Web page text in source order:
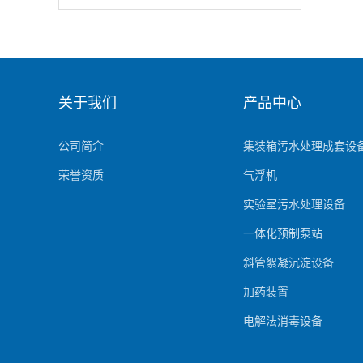
关于我们
公司简介
荣誉资质
产品中心
集装箱污水处理成套设
气浮机
实验室污水处理设备
一体化预制泵站
斜管絮凝沉淀设备
加药装置
电解法消毒设备